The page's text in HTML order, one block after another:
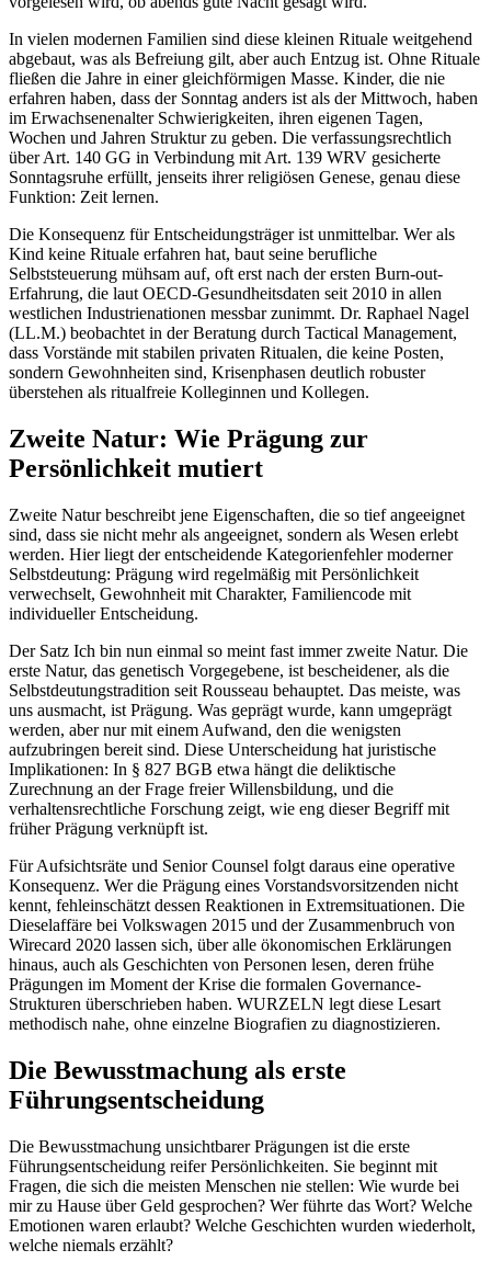
In vielen modernen Familien sind diese kleinen Rituale weitgehend
abgebaut, was als Befreiung gilt, aber auch Entzug ist. Ohne Rituale
fließen die Jahre in einer gleichförmigen Masse. Kinder, die nie
erfahren haben, dass der Sonntag anders ist als der Mittwoch, haben
im Erwachsenenalter Schwierigkeiten, ihren eigenen Tagen,
Wochen und Jahren Struktur zu geben. Die verfassungsrechtlich
über Art. 140 GG in Verbindung mit Art. 139 WRV gesicherte
Sonntagsruhe erfüllt, jenseits ihrer religiösen Genese, genau diese
Funktion: Zeit lernen.
Die Konsequenz für Entscheidungsträger ist unmittelbar. Wer als
Kind keine Rituale erfahren hat, baut seine berufliche
Selbststeuerung mühsam auf, oft erst nach der ersten Burn-out-
Erfahrung, die laut OECD-Gesundheitsdaten seit 2010 in allen
westlichen Industrienationen messbar zunimmt. Dr. Raphael Nagel
(LL.M.) beobachtet in der Beratung durch Tactical Management,
dass Vorstände mit stabilen privaten Ritualen, die keine Posten,
sondern Gewohnheiten sind, Krisenphasen deutlich robuster
überstehen als ritualfreie Kolleginnen und Kollegen.
Zweite Natur: Wie Prägung zur
Persönlichkeit mutiert
Zweite Natur beschreibt jene Eigenschaften, die so tief angeeignet
sind, dass sie nicht mehr als angeeignet, sondern als Wesen erlebt
werden. Hier liegt der entscheidende Kategorienfehler moderner
Selbstdeutung: Prägung wird regelmäßig mit Persönlichkeit
verwechselt, Gewohnheit mit Charakter, Familiencode mit
individueller Entscheidung.
Der Satz Ich bin nun einmal so meint fast immer zweite Natur. Die
erste Natur, das genetisch Vorgegebene, ist bescheidener, als die
Selbstdeutungstradition seit Rousseau behauptet. Das meiste, was
uns ausmacht, ist Prägung. Was geprägt wurde, kann umgeprägt
werden, aber nur mit einem Aufwand, den die wenigsten
aufzubringen bereit sind. Diese Unterscheidung hat juristische
Implikationen: In § 827 BGB etwa hängt die deliktische
Zurechnung an der Frage freier Willensbildung, und die
verhaltensrechtliche Forschung zeigt, wie eng dieser Begriff mit
früher Prägung verknüpft ist.
Für Aufsichtsräte und Senior Counsel folgt daraus eine operative
Konsequenz. Wer die Prägung eines Vorstandsvorsitzenden nicht
kennt, fehleinschätzt dessen Reaktionen in Extremsituationen. Die
Dieselaffäre bei Volkswagen 2015 und der Zusammenbruch von
Wirecard 2020 lassen sich, über alle ökonomischen Erklärungen
hinaus, auch als Geschichten von Personen lesen, deren frühe
Prägungen im Moment der Krise die formalen Governance-
Strukturen überschrieben haben. WURZELN legt diese Lesart
methodisch nahe, ohne einzelne Biografien zu diagnostizieren.
Die Bewusstmachung als erste
Führungsentscheidung
Die Bewusstmachung unsichtbarer Prägungen ist die erste
Führungsentscheidung reifer Persönlichkeiten. Sie beginnt mit
Fragen, die sich die meisten Menschen nie stellen: Wie wurde bei
mir zu Hause über Geld gesprochen? Wer führte das Wort? Welche
Emotionen waren erlaubt? Welche Geschichten wurden wiederholt,
welche niemals erzählt?